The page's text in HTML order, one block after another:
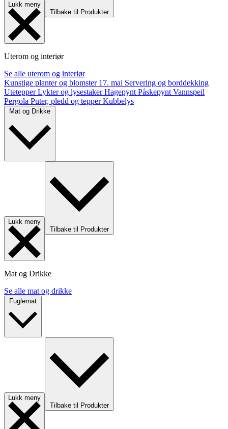
Lukk meny
Tilbake til Produkter
Uterom og interiør
Se alle uterom og interiør
Kunstige planter og blomster 17. mai Servering og borddekking
UtetepperLykter og lysestakerHagepynt Påskepynt Vannspeil
Pergola Puter, pledd og tepperKubbelys
Lukk meny
Tilbake til Produkter
Mat og Drikke
Se alle mat og drikke
Lukk meny
Tilbake til Produkter